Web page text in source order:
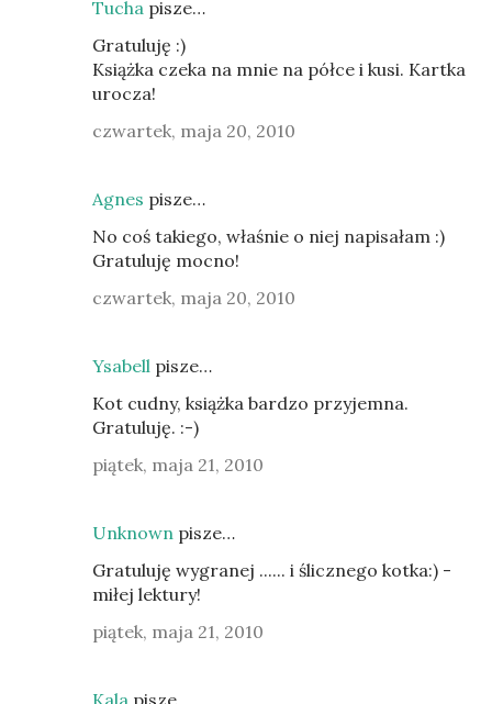
Tucha pisze…
Gratuluję :)
Książka czeka na mnie na półce i kusi. Kartka
urocza!
czwartek, maja 20, 2010
Agnes pisze…
No coś takiego, właśnie o niej napisałam :)
Gratuluję mocno!
czwartek, maja 20, 2010
Ysabell pisze…
Kot cudny, książka bardzo przyjemna.
Gratuluję. :-)
piątek, maja 21, 2010
Unknown pisze…
Gratuluję wygranej ...... i ślicznego kotka:) -
miłej lektury!
piątek, maja 21, 2010
Kala pisze…